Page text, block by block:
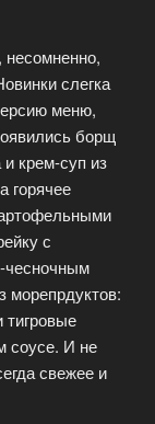
слегка
меню,
борщ
и крем-суп из
горячее
с
чесночным
морепрдуктов:
соусе. И не
свежее и